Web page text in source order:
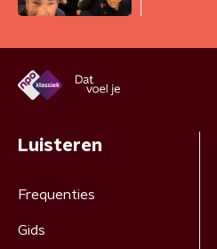
Luisteren
Frequenties
Gids